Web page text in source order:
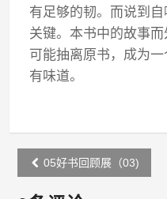
有足够的韧。而说到
关键。本书中的故事
可能抽离原书，成为
有味道。
Post
navigation
05好书回顾展（03)